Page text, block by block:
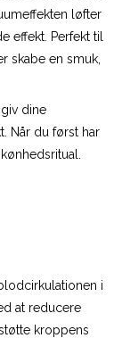
løfter
effekt. Perfekt til
skabe en smuk,
dine
Når du først har
i
at reducere
kroppens